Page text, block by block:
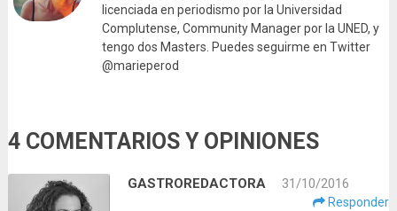
licenciada en periodismo por la Universidad
Complutense, Community Manager por la UNED, y
tengo dos Masters. Puedes seguirme en Twitter
@marieperod
4 COMENTARIOS Y OPINIONES
GASTROREDACTORA 31/10/2016
Responder